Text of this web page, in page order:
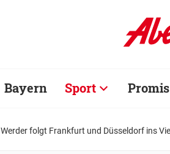
Bayern Sport Promis
Werder folgt Frankfurt und Düsseldorf ins